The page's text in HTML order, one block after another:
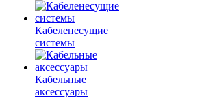
Кабеленесущие
системы
Кабельные
аксессуары